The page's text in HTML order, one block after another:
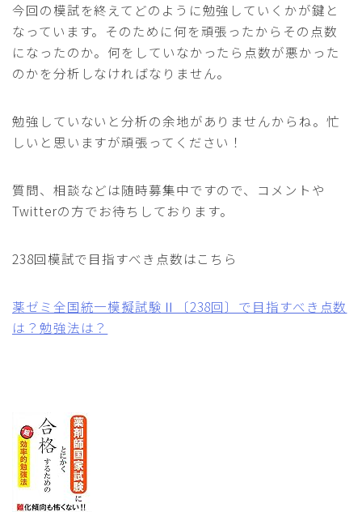
今回の模試を終えてどのように勉強していくかが鍵と
なっています。そのために何を頑張ったからその点数
になったのか。何をしていなかったら点数が悪かった
のかを分析しなければなりません。
勉強していないと分析の余地がありませんからね。忙
しいと思いますが頑張ってください！
質問、相談などは随時募集中ですので、コメントや
Twitterの方でお待ちしております。
238回模試で目指すべき点数はこちら
薬ゼミ全国統一模擬試験Ⅱ〔238回〕で目指すべき点数
は？勉強法は？